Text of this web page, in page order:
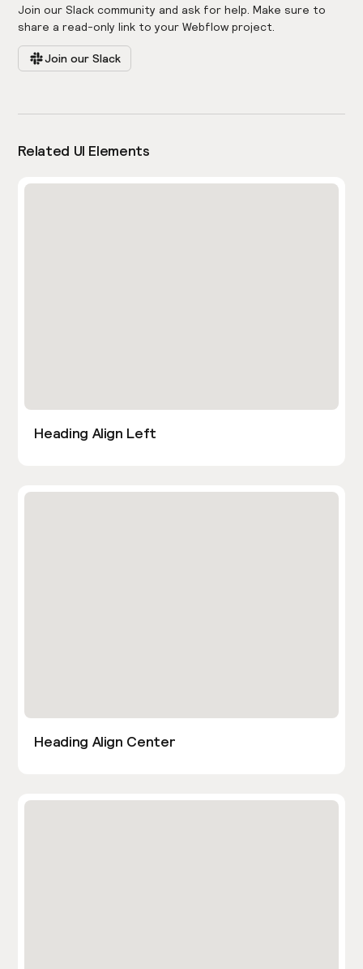
Join our Slack community and ask for help. Make sure to
share a read-only link to your Webflow project.
Join our Slack
Related UI Elements
Heading Align Left
Heading Align Center